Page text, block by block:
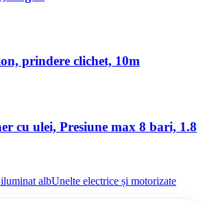
prindere clichet, 10m
cu ulei, Presiune max 8 bari, 1.8
Unelte electrice și motorizate